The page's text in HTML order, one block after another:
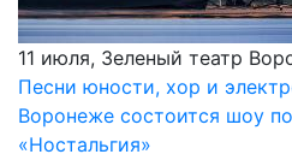
11 июля, Зеленый театр
Песни юности, хор и
Воронеже состоится шоу
«Ностальгия»